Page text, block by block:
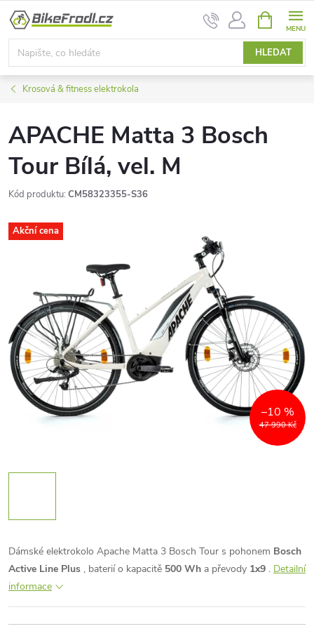
Přejít
obsah
HLEDAT
NÁKUPNÍ
KOŠÍK
Krosová & fitness elektrokola
APACHE Matta 3 Bosch
Tour Bílá, vel. M
Kód produktu: CM58323355-S36
Akční cena
47 990 Kč
–10 %
Dámské elektrokolo Apache Matta 3 Bosch Tour s pohonem Bosch
Active Line Plus , baterií o kapacitě 500 Wh a převody 1x9 . Detailní
informace